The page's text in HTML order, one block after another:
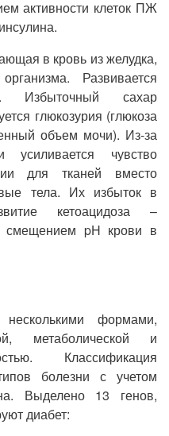
активности клеток ПЖ
в кровь из желудка,
Развивается
Избыточный сахар
глюкозурия (глюкоза
объем мочи). Из-за
усиливается чувство
для тканей вместо
тела. Их избыток в
кетоацидоза –
смещением pH крови в
несколькими формами,
метаболической и
Классификация
болезни с учетом
Выделено 13 генов,
диабет: